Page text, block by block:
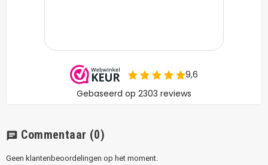
chat Commentaar (0)
Geen klantenbeoordelingen op het moment.